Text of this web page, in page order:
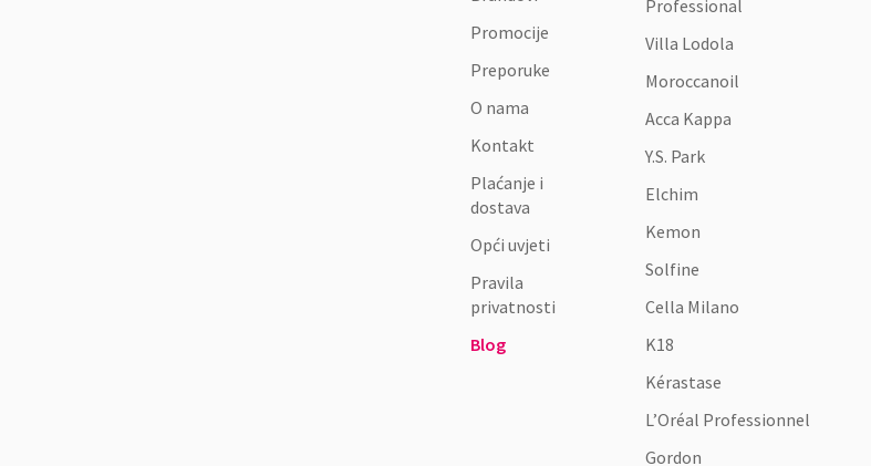
Promocije
Preporuke
O nama
Kontakt
Plaćanje i
dostava
Opći uvjeti
Pravila
privatnosti
Blog
Professional
Villa Lodola
Moroccanoil
Acca Kappa
Y.S. Park
Elchim
Kemon
Solfine
Cella Milano
K18
Kérastase
L’Oréal Professionnel
Gordon